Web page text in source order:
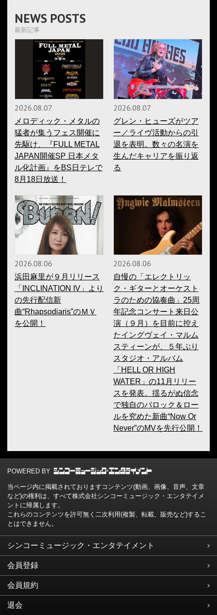
NEWS POSTS
最新記事
2026.08.07
メロディック・メタルの
猛者が集うフェス開催に
先駆け、『FULL METAL
JAPAN開催SP 日本メタ
ル化計画』をBS日テレで
8月18日放送！
2026.08.07
グレン・ヒューズがツア
ー／ライヴ活動からの引
退を表明。数々の名演を
生んだキャリアを振り返
る
2026.08.06
浜田麻里が９月リリース
「INCLINATION IV」より
の先行配信新
曲“Rhapsodiaris”のＭＶ
を公開！
2026.08.06
自慢の「エレクトリッ
ク・ギターとオーケスト
ラのための協奏曲」25周
年記念コンサート来日公
演（９月）を目前に控え
たイングヴェイ・マルム
スティーンが、５年ぶり
スタジオ・アルバム
「HELL OR HIGH
WATER」の11月リリー
スを発表。揺るがぬ信念
で独自のバロック＆ロー
ルを究めた新曲“Now Or
Never”のMVを先行公開！
POWERED BY
当ページ内に掲載されておりますコンテンツ(動画、画像、音声、文章
など)の権利は、すべて株式会社シンコーミュージック・エンタテイメ
ントに帰属します。
これらのコンテンツを許可無く二次利用(複製、転載、販売など)するこ
とはできません。
シンコーミュージック・エンタテイメント
会員登録
会員規約
退会